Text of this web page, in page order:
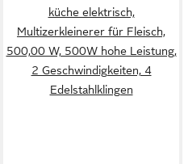
küche elektrisch,
Multizerkleinerer für Fleisch,
500,00 W, 500W hohe Leistung,
2 Geschwindigkeiten, 4
Edelstahlklingen